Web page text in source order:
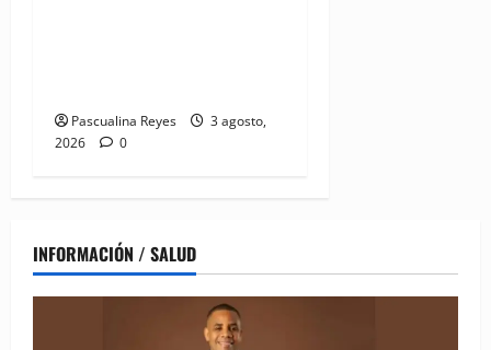
Pascualina Reyes
3 agosto,
2026
0
INFORMACIÓN / SALUD